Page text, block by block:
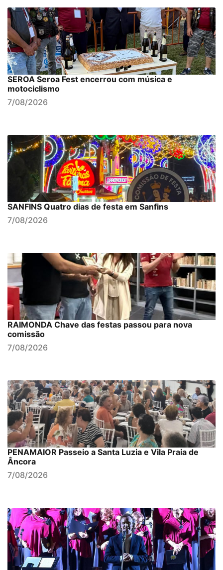
SEROA Seroa Fest encerrou com música e
motociclismo
7/08/2026
SANFINS Quatro dias de festa em Sanfins
7/08/2026
RAIMONDA Chave das festas passou para nova
comissão
7/08/2026
PENAMAIOR Passeio a Santa Luzia e Vila Praia de
Âncora
7/08/2026